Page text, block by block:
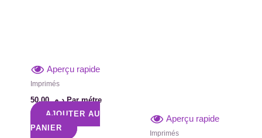
Aperçu rapide
Imprimés
د.م.50,00
Par métre
AJOUTER AU
PANIER
Aperçu rapide
Imprimés